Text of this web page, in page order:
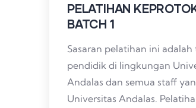
PELATIHAN
BATCH 1
Sasaran pelatihan ini adalah
pendidik di lingkungan
Andalas dan semua staff
Universitas Andalas.